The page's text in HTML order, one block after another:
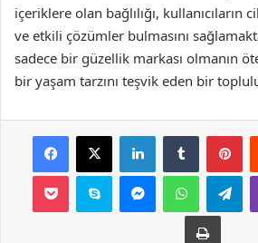
içeriklere olan bağlılığı, kullanıcıların
ve etkili çözümler bulmasını
sadece bir güzellik markası olmanın
bir yaşam tarzını teşvik eden bir
Facebook
X LinkedInTumblr
Pocket Skype MessengerWhatsApp
Yazdır